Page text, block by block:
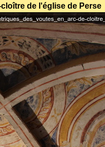
de l'église de Perse